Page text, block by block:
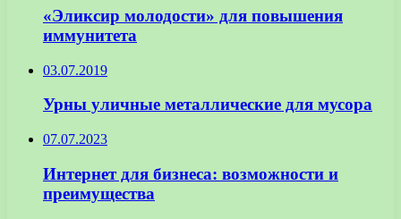
«Эликсир молодости» для повышения
иммунитета
03.07.2019
Урны уличные металлические для мусора
07.07.2023
Интернет для бизнеса: возможности и
преимущества